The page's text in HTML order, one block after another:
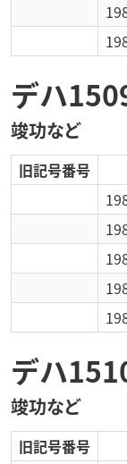
デハ
竣功など
旧記号番号
デハ
竣功など
旧記号番号